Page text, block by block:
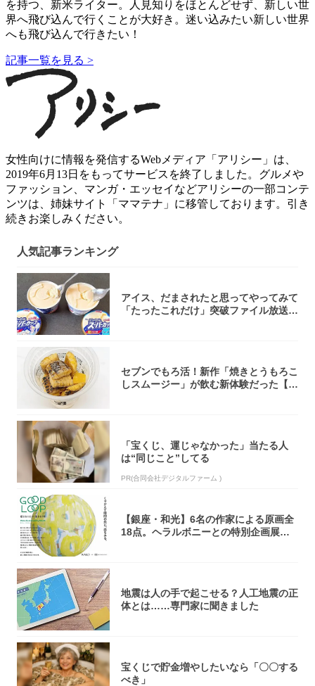
を持つ、新米ライター。人見知りをほとんどせず、新しい世
界へ飛び込んで行くことが大好き。迷い込みたい新しい世界
へも飛び込んで行きたい！
記事一覧を見る >
女性向けに情報を発信するWebメディア「アリシー」は、
2019年6月13日をもってサービスを終了しました。グルメや
ファッション、マンガ・エッセイなどアリシーの一部コンテ
ンツは、姉妹サイト「ママテナ」に移管しております。引き
続きお楽しみください。
人気記事ランキング
アイス、だまされたと思ってやってみて
「たったこれだけ」突破ファイル放送で
セブンでもろ活！新作「焼きとうもろこ
しスムージー」が飲む新体験だった【東
「宝くじ、運じゃなかった」当たる人
は“同じこと”してる
PR(合同会社デジタルファーム )
【銀座・和光】6名の作家による原画全
18点。ヘラルボニーとの特別企画展「G
地震は人の手で起こせる？人工地震の正
体とは……専門家に聞きました
宝くじで貯金増やしたいなら「〇〇する
べき」